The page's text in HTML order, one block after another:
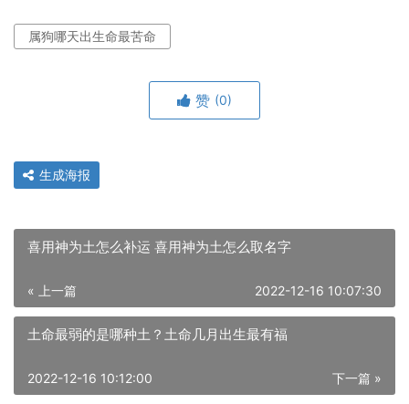
属狗哪天出生命最苦命
赞 (0)
生成海报
喜用神为土怎么补运 喜用神为土怎么取名字
« 上一篇 2022-12-16 10:07:30
土命最弱的是哪种土？土命几月出生最有福
下一篇 »
2022-12-16 10:12:00